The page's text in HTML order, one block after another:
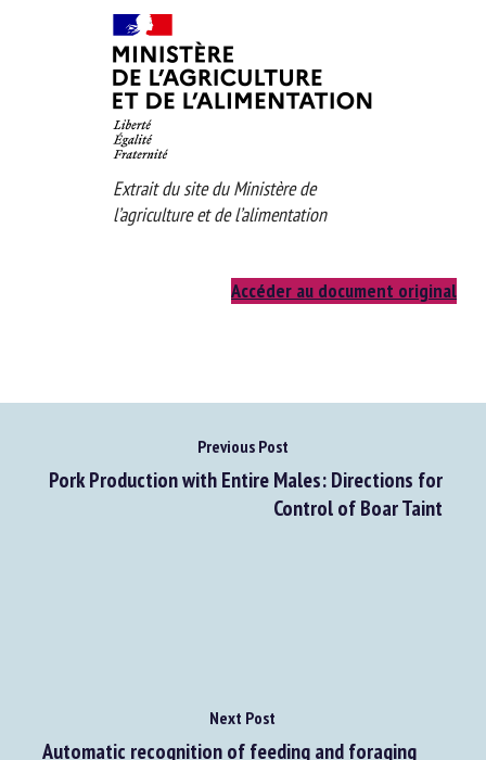
Extrait du site du Ministère de
Previous Post
Pork Production with Entire Males: Directions for
Next Post
En soumettant ce formulaire, j'accepte que les
informations saisies soient utilisées dans le cadre de la
relation avec le CNR BEA. *
Les champs suivis de * sont obligatoires